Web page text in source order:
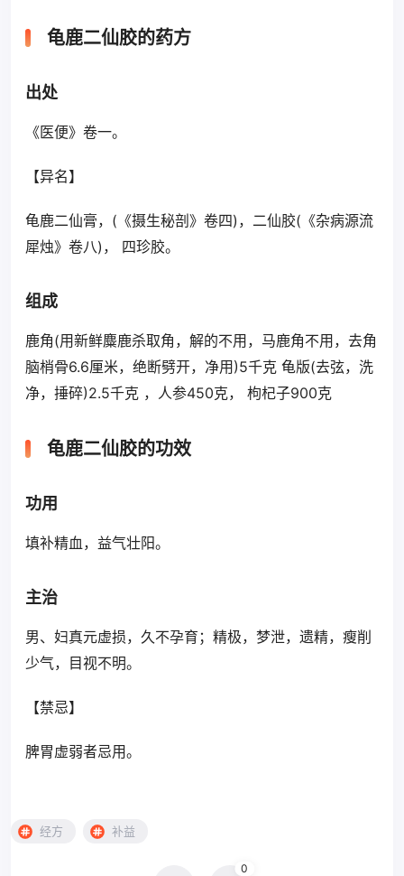
龟鹿二仙胶的药方
出处
《医便》卷一。
【异名】
龟鹿二仙膏，(《摄生秘剖》卷四)，二仙胶(《杂病源流
犀烛》卷八)， 四珍胶。
组成
鹿角(用新鲜麋鹿杀取角，解的不用，马鹿角不用，去角
脑梢骨6.6厘米，绝断劈开，净用)5千克 龟版(去弦，洗
净，捶碎)2.5千克 ，人参450克， 枸杞子900克
龟鹿二仙胶的功效
功用
填补精血，益气壮阳。
主治
男、妇真元虚损，久不孕育；精极，梦泄，遗精，瘦削
少气，目视不明。
【禁忌】
脾胃虚弱者忌用。
经方 补益
0